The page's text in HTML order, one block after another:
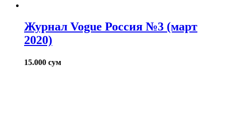
Журнал Vogue Россия №3 (март
2020)
15.000 сум